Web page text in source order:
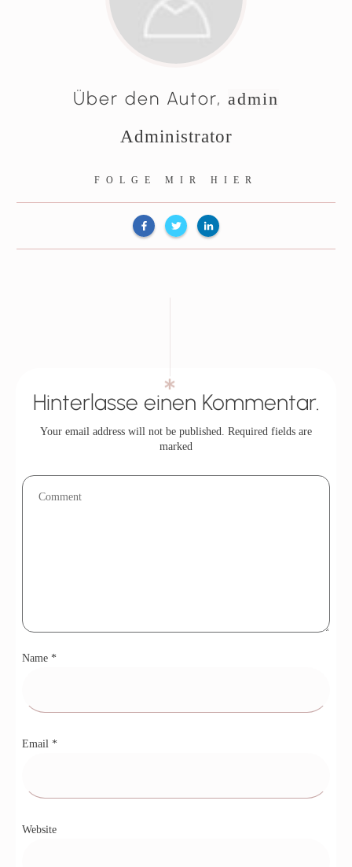
Über den Autor, admin
Administrator
FOLGE MIR HIER
Hinterlasse einen Kommentar.
Your email address will not be published. Required fields are
marked
Name *
Email *
Website